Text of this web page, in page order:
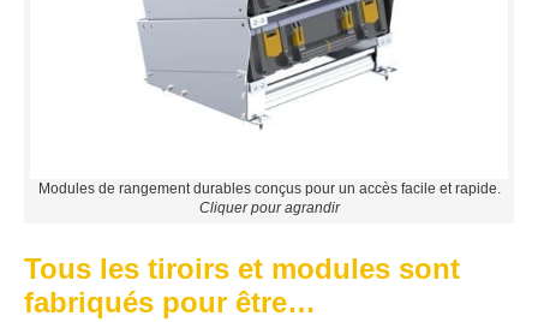
Modules de rangement durables conçus pour un accès facile et rapide.
Cliquer pour agrandir
Tous les tiroirs et modules sont
fabriqués pour être…